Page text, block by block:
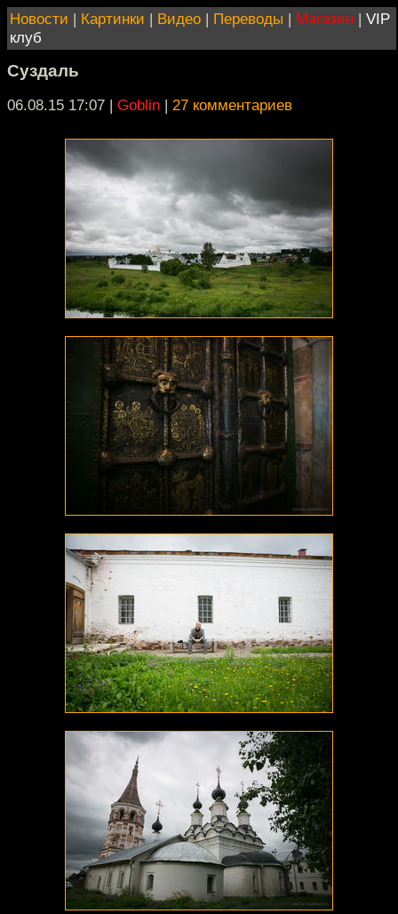
Новости | Картинки | Видео | Переводы | Магазин | VIP
клуб
Суздаль
06.08.15 17:07 | Goblin | 27 комментариев